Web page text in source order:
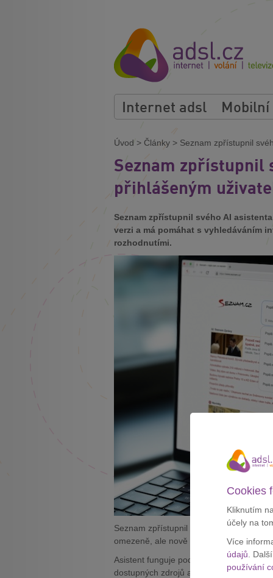
Internet adsl
Úvod > Články > Seznam zpřístupnil
Seznam zpřístupnil
přihlášeným
Seznam zpřístupnil svého AI
verzi a má pomáhat s vyhledáváním
rozhodnutími.
Seznam zpřístupnil Seznam Asistenta
omezeně, ale nově si ho může
Asistent funguje podobně jako běžné AI
dostupných zdrojů a připraví
Cookies
Kliknutím
účely na
Více
údajů .
používání